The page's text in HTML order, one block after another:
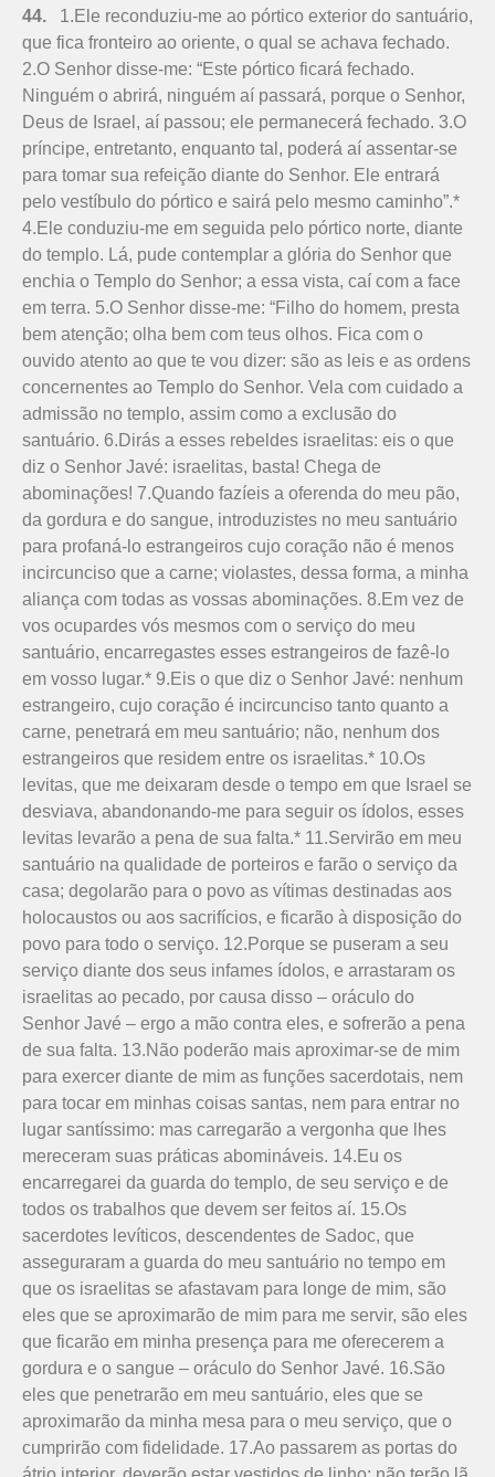
44. 1.Ele reconduziu-me ao pórtico exterior do santuário,
que fica fronteiro ao oriente, o qual se achava fechado.
2.O Senhor disse-me: “Este pórtico ficará fechado.
Ninguém o abrirá, ninguém aí passará, porque o Senhor,
Deus de Israel, aí passou; ele permanecerá fechado. 3.O
príncipe, entretanto, enquanto tal, poderá aí assentar-se
para tomar sua refeição dian­te do Senhor. Ele entrará
pelo vestíbulo do pórtico e sairá pelo mesmo caminho”.*
4.Ele conduziu-me em seguida pelo pórtico norte, diante
do templo. Lá, pude contemplar a glória do Senhor que
enchia o Templo do Senhor; a essa vista, caí com a face
em terra. 5.O Senhor disse-me: “Filho do homem, presta
bem atenção; olha bem com teus olhos. Fica com o
ouvido atento ao que te vou dizer: são as leis e as ordens
concernentes ao Templo do Senhor. Vela com cuidado a
admissão no templo, assim como a exclusão do
santuário. 6.Dirás a esses rebeldes israelitas: eis o que
diz o Senhor Javé: israelitas, basta! Chega de
abominações! 7.Quando fazíeis a oferenda do meu pão,
da gordura e do sangue, introduzistes no meu santuário
para profaná-lo estrangeiros cujo coração não é menos
incircunciso que a carne; violastes, dessa forma, a minha
aliança com todas as vossas abominações. 8.Em vez de
vos ocupardes vós mesmos com o serviço do meu
santuário, encarregastes esses estrangeiros de fazê-lo
em vosso lugar.* 9.Eis o que diz o Senhor Javé: nenhum
estrangeiro, cujo coração é incircunciso tanto quanto a
carne, penetrará em meu santuário; não, nenhum dos
estrangeiros que residem entre os israelitas.* 10.Os
levitas, que me deixaram desde o tempo em que Israel se
desviava, abandonando-me para seguir os ídolos, esses
levitas levarão a pena de sua falta.* 11.Servirão em meu
santuário na qualidade de porteiros e farão o serviço da
casa; degolarão para o povo as vítimas destinadas aos
holocaustos ou aos sacrifícios, e ficarão à disposição do
povo para todo o serviço. 12.Porque se puseram a seu
serviço diante dos seus infames ídolos, e arrastaram os
israelitas ao pecado, por causa disso – oráculo do
Senhor Javé – ergo a mão contra eles, e sofrerão a pena
de sua falta. 13.Não poderão mais aproximar-se de mim
para exercer diante de mim as funções sacerdotais, nem
para tocar em minhas coisas santas, nem para entrar no
lugar santíssimo: mas carregarão a vergonha que lhes
mereceram suas práticas abomináveis. 14.Eu os
encarregarei da guarda do templo, de seu serviço e de
todos os trabalhos que devem ser feitos aí. 15.Os
sacerdotes levíticos, descendentes de Sadoc, que
asseguraram a guarda do meu santuário no tempo em
que os israelitas se afastavam para longe de mim, são
eles que se aproximarão de mim para me servir, são eles
que ficarão em minha presença para me oferecerem a
gordura e o sangue – oráculo do Senhor Javé. 16.São
eles que penetrarão em meu santuário, eles que se
aproximarão da minha mesa para o meu serviço, que o
cumprirão com fidelidade. 17.Ao passarem as portas do